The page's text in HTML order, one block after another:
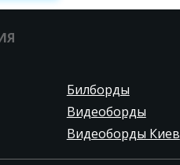
Билборды
Видеоборды
Видеоборды Киев